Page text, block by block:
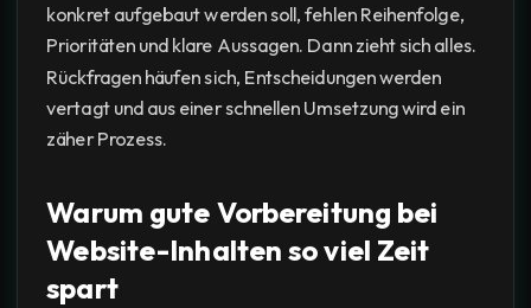
konkret aufgebaut werden soll, fehlen Reihenfolge,
Prioritäten und klare Aussagen. Dann zieht sich alles.
Rückfragen häufen sich, Entscheidungen werden
vertagt und aus einer schnellen Umsetzung wird ein
zäher Prozess.
Warum gute Vorbereitung bei
Website-Inhalten so viel Zeit
spart